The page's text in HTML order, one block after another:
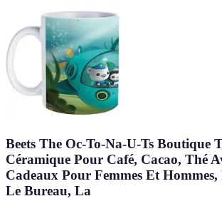
Beets The Oc-To-Na-U-Ts Boutique
Céramique Pour Café, Cacao, Thé
Cadeaux Pour Femmes Et
Le Bureau, La